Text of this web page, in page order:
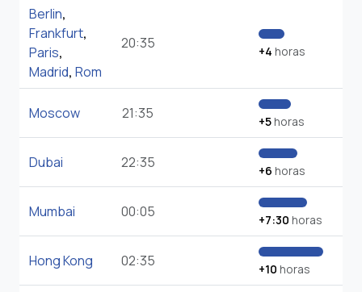
Berlin,
Frankfurt,
Paris,
Madrid, Rom
20:35 +4 horas
Moscow 21:35 +5horas
Dubai 22:35 +6 horas
Mumbai 00:05 +7:30 horas
Hong Kong 02:35 +10 horas